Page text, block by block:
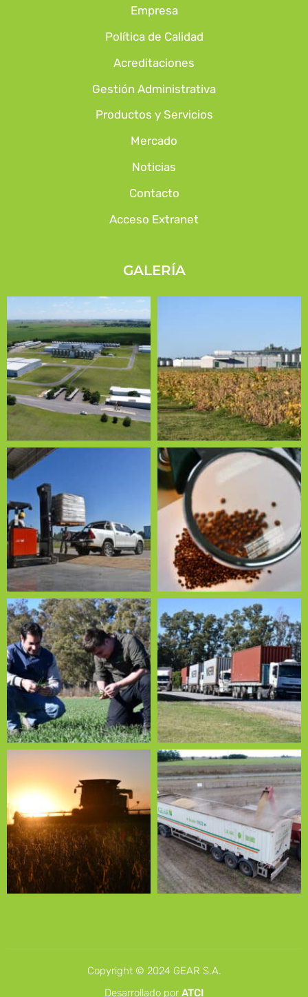
Empresa
Política de Calidad
Acreditaciones
Gestión Administrativa
Productos y Servicios
Mercado
Noticias
Contacto
Acceso Extranet
GALERÍA
Copyright © 2024 GEAR S.A.
Desarrollado por ATCI